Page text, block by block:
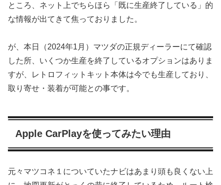
ところ、ネット上でちらほら「既に生産終了している」的
な情報が出てきて焦っておりました。
が、本日（2024年1月）マツダの正規ディーラーにて確認
した所、いくつか生産を終了しているオプションはありま
すが、レトロフィットキット本体は今でも生産しており、
取り寄せ・装着が可能との事です。
Apple CarPlayを使ってみたい理由
元々マツコネ１についていたナビはあまり頭も良くない上